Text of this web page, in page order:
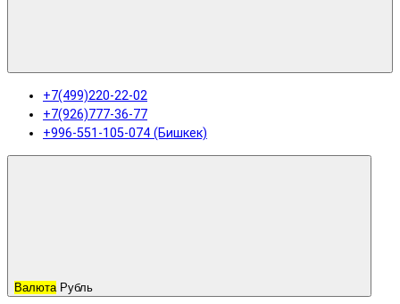
+7(499)220-22-02
+7(926)777-36-77
+996-551-105-074 (Бишкек)
Валюта Рубль